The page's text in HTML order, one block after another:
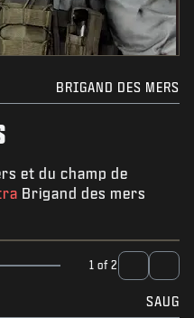
BRIGAND DES MERS
et du champ de
Brigand des mers
1 of 2
SAUG